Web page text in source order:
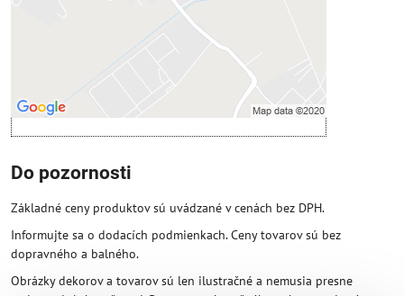
Povoliť a zapamätať - súhlas s druhom
cookie: Funkčné
Otvoriť obsah v novom okne
Do pozornosti
Základné ceny produktov sú uvádzané v cenách bez DPH.
Informujte sa o dodacích podmienkach. Ceny tovarov sú bez
dopravného a balného.
Obrázky dekorov a tovarov sú len ilustračné a nemusia presne